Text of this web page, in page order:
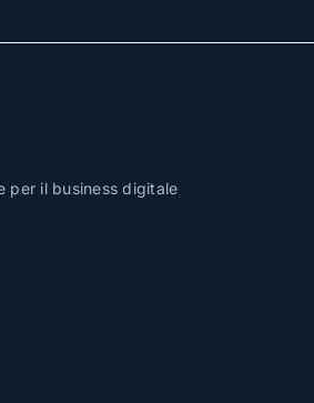
per il business digitale